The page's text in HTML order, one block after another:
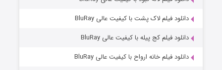
دانلود فیلم لاک پشت با کیفیت عالی BluRay
دانلود فیلم کج‌ پیله با کیفیت عالی BluRay
دانلود فیلم خانه ارواح با کیفیت عالی BluRay